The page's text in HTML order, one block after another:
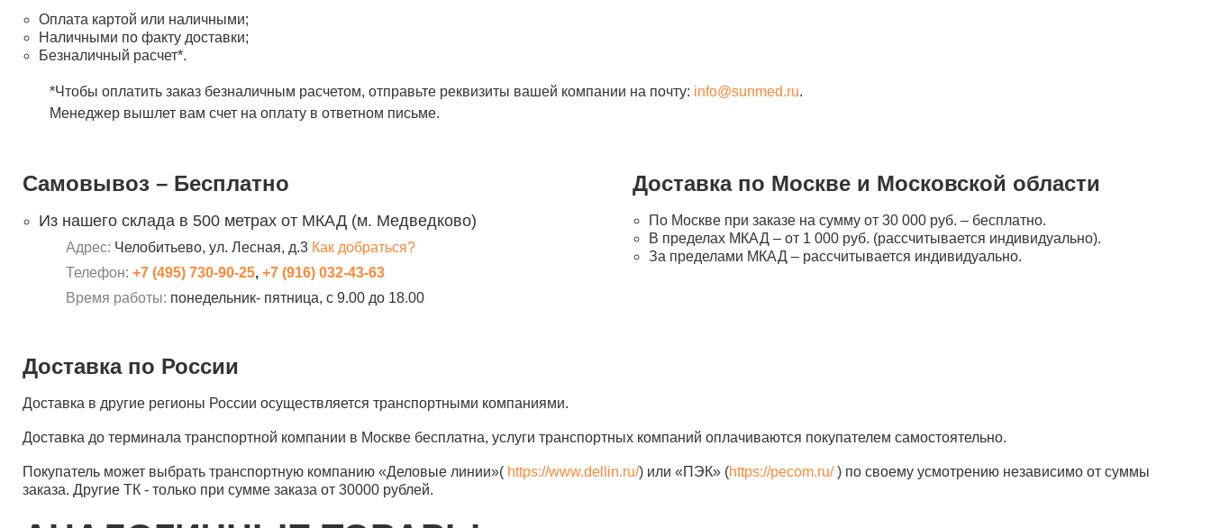
Оплата картой или наличными;
Наличными по факту доставки;
Безналичный расчет*.
*Чтобы оплатить заказ безналичным расчетом, отправьте реквизиты вашей компании на почту: info@sunmed.ru.
Менеджер вышлет вам счет на оплату в ответном письме.
Самовывоз – Бесплатно
Из нашего склада в 500 метрах от МКАД (м. Медведково)
Адрес: Челобитьево, ул. Лесная, д.3 Как добраться?
Телефон: +7 (495) 730-90-25, +7 (916) 032-43-63
Время работы: понедельник- пятница, с 9.00 до 18.00
Доставка по Москве и Московской области
По Москве при заказе на сумму от 30 000 руб. – бесплатно.
В пределах МКАД – от 1 000 руб. (рассчитывается индивидуально).
За пределами МКАД – рассчитывается индивидуально.
Доставка по России
Доставка в другие регионы России осуществляется транспортными компаниями.
Доставка до терминала транспортной компании в Москве бесплатна, услуги транспортных компаний оплачиваются покупателем самостоятельно.
Покупатель может выбрать транспортную компанию «Деловые линии»( https://www.dellin.ru/) или «ПЭК» (https://pecom.ru/) по своему усмотрению независимо от суммы
заказа. Другие ТК - только при сумме заказа от 30000 рублей.